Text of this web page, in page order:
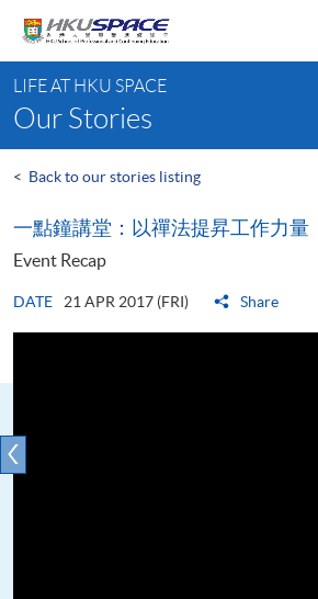
content
content
start
LIFE AT HKU SPACE
Our Stories
< Back to our stories listing
一點鐘講堂：以禪法提昇工作力量
Event Recap
DATE 21 APR 2017 (FRI) Share